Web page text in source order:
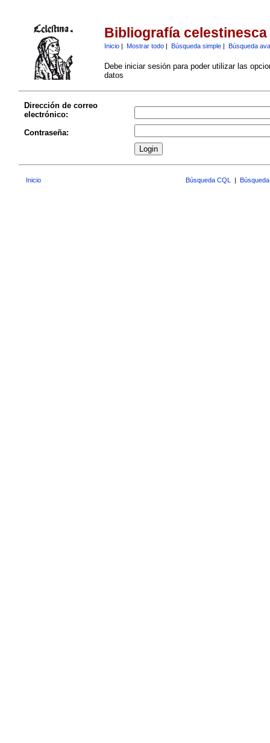
Bibliografía celestinesca
Inicio| Mostrar todo| Búsqueda simple| Búsqueda
Debe iniciar sesión para poder utilizar las
datos
Dirección de correo
electrónico:
Contraseña:
Inicio Búsqueda CQL |